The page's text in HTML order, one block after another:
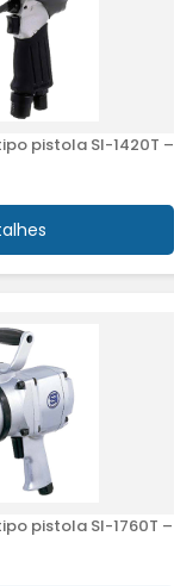
pistola SI-1420T –
pistola SI-1760T –